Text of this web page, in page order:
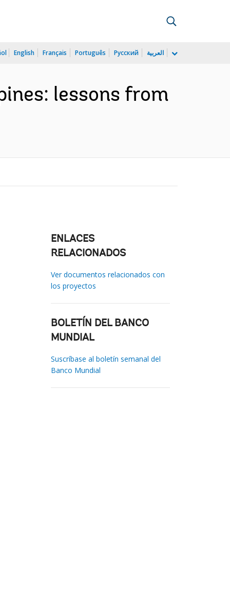
English Français Português Русский العربية
lessons from
ENLACES
RELACIONADOS
Ver documentos relacionados con
los proyectos
BOLETÍN DEL BANCO
MUNDIAL
Suscríbase al boletín semanal del
Banco Mundial